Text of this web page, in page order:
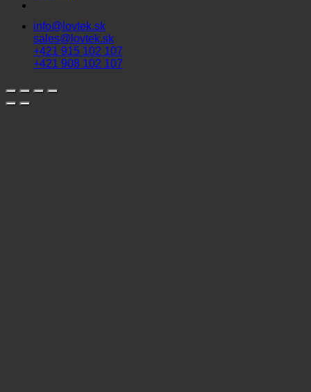
info@lovtek.sk
sales@lovtek.sk
+421 915 102 107
+421 908 102 107